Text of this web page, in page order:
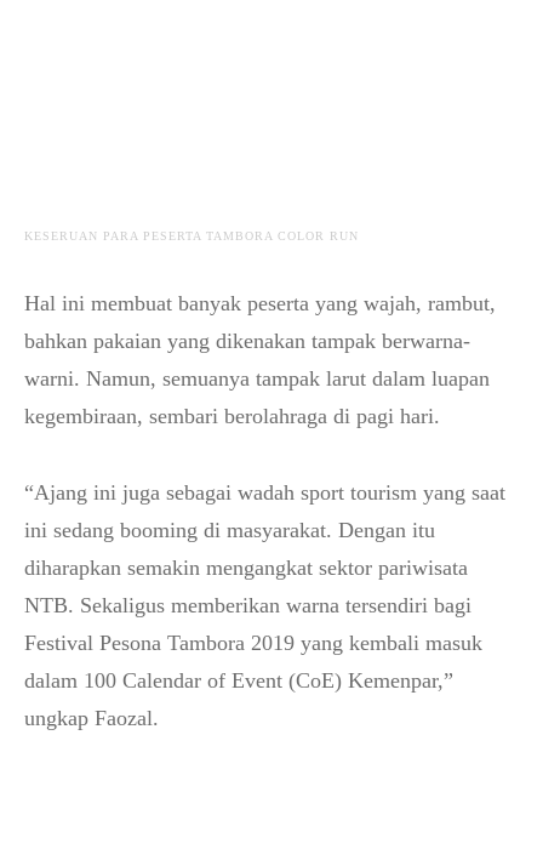
KESERUAN PARA PESERTA TAMBORA COLOR RUN
Hal ini membuat banyak peserta yang wajah, rambut,
bahkan pakaian yang dikenakan tampak berwarna-
warni. Namun, semuanya tampak larut dalam luapan
kegembiraan, sembari berolahraga di pagi hari.
“Ajang ini juga sebagai wadah sport tourism yang saat
ini sedang booming di masyarakat. Dengan itu
diharapkan semakin mengangkat sektor pariwisata
NTB. Sekaligus memberikan warna tersendiri bagi
Festival Pesona Tambora 2019 yang kembali masuk
dalam 100 Calendar of Event (CoE) Kemenpar,”
ungkap Faozal.